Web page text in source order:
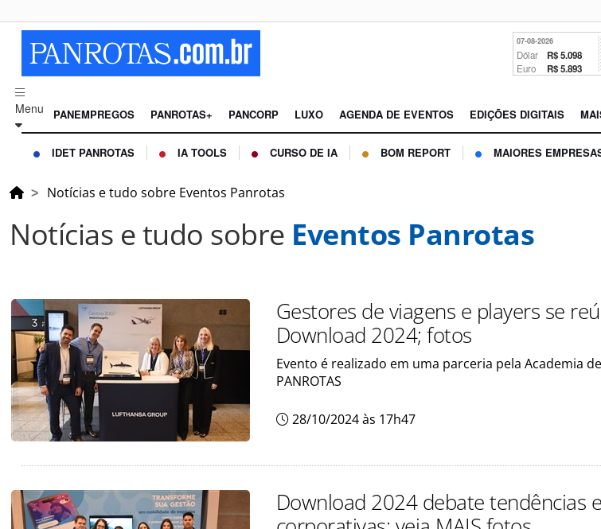
07-08-2026
Dólar R$ 5.098
Euro R$ 5.893
Menu PANEMPREGOS PANROTAS+ PANCORP LUXO AGENDA DE EVENTOS EDIÇÕES DIGITAIS
IDET PANROTAS IA TOOLS CURSO DE IA BOM REPORT MAIORES
Notícias e tudo sobre Eventos Panrotas
Notícias e tudo sobre Eventos Panrotas
Gestores de viagens e players se
Download 2024; fotos
Evento é realizado em uma parceria pela Academia
PANROTAS
28/10/2024 às 17h47
Download 2024 debate tendências